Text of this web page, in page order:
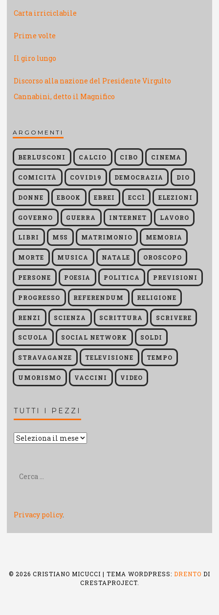
Carta irriciclabile
Prime volte
Il giro lungo
Discorso alla nazione del Presidente Virgulto
Cannabini, detto il Magnifico
ARGOMENTI
BERLUSCONI CALCIO CIBO CINEMA
COMICITÀ COVID19 DEMOCRAZIA DIO
DONNE EBOOK EBREI ECCÌ ELEZIONI
GOVERNO GUERRA INTERNET LAVORO
LIBRI M5S MATRIMONIO MEMORIA
MORTE MUSICA NATALE OROSCOPO
PERSONE POESIA POLITICA PREVISIONI
PROGRESSO REFERENDUM RELIGIONE
RENZI SCIENZA SCRITTURA SCRIVERE
SCUOLA SOCIAL NETWORK SOLDI
STRAVAGANZE TELEVISIONE TEMPO
UMORISMO VACCINI VIDEO
TUTTI I PEZZI
Tutti
Privacy policy.
© 2026 CRISTIANO MICUCCI | TEMA WORDPRESS: DRENTO DI
CRESTAPROJECT.